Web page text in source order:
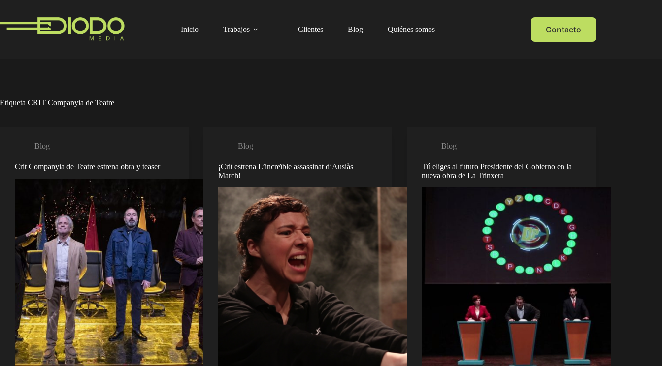
contenido
Inicio
Trabajos Clientes Blog Quiénes somos Contacto
Etiqueta CRIT Companyia de Teatre
Blog
Crit Companyia de Teatre estrena obra y teaser
Blog
¡Crit estrena L’increïble assassinat d’Ausiàs
March!
Blog
Tú eliges al futuro Presidente del Gobierno en la
nueva obra de La Trinxera